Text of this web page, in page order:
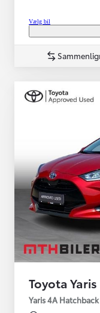
Vælg bil
Toyota Yaris
Yaris 4A